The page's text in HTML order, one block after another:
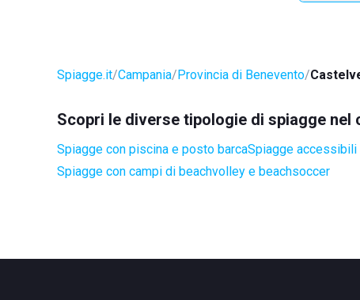
Spiagge.it Campania Provincia di Benevento
Scopri le diverse tipologie di spiagge
Spiagge con piscina e posto barcaSpiagge
Spiagge con campi di beachvolley e beachsoccer